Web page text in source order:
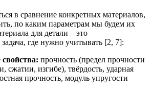
в сравнение конкретных материалов,
по каким параметрам мы будем их
для детали – это
где нужно учитывать [2, 7]:
прочность (предел прочности
сжатии, изгибе), твёрдость, ударная
прочность, модуль упругости